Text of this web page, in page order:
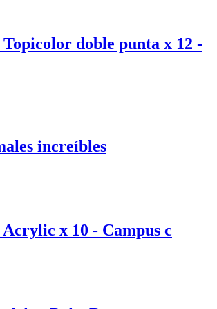
doble punta x 12 -
increíbles
x 10 - Campus c